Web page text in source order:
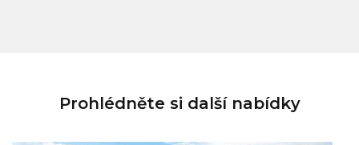
Prohlédněte si další nabídky